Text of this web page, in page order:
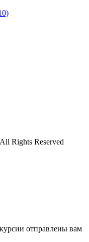
Rights Reserved
отправлены вам